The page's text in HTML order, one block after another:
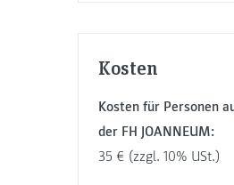
Kosten
Kosten für Personen
der FH JOANNEUM:
35 € (zzgl. 10% USt.)